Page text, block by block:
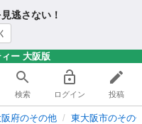
逃さない！
ー 大阪版
検索 ログイン 投稿
阪府のその他 東大阪市のその